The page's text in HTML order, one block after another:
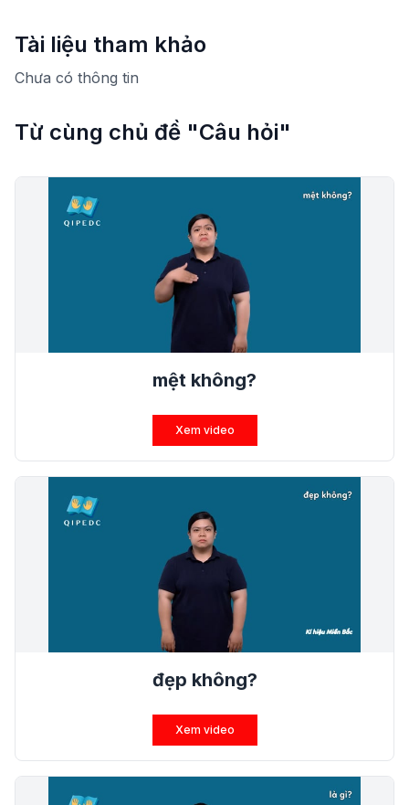
Tài liệu tham khảo
Chưa có thông tin
Từ cùng chủ đề "Câu hỏi"
mệt không?
Xem video
đẹp không?
Xem video